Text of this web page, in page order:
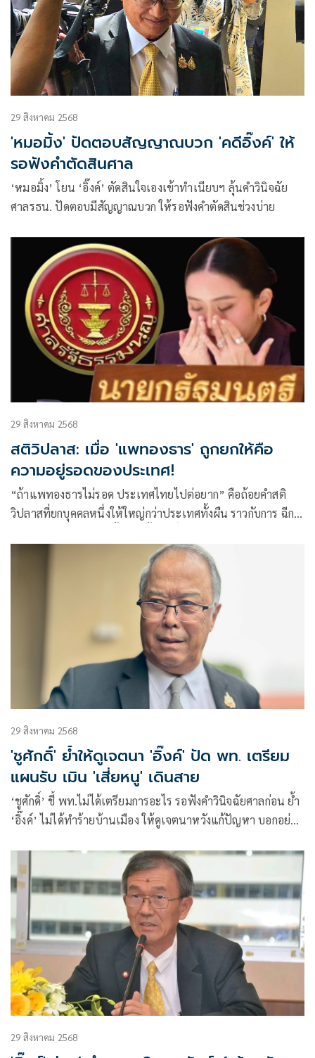
29 สิงหาคม 2568
'หมอมิ้ง' ปัดตอบสัญญาณบวก 'คดีอิ๊งค์' ให้
รอฟังคำตัดสินศาล
‘หมอมิ้ง’ โยน ‘อิ๊งค์’ ตัดสินใจเองเข้าทำเนียบฯ ลุ้นคำวินิจฉัย
ศาลรธน. ปัดตอบมีสัญญาณบวก ให้รอฟังคำตัดสินช่วงบ่าย
29 สิงหาคม 2568
สติวิปลาส: เมื่อ 'แพทองธาร' ถูกยกให้คือ
ความอยู่รอดของประเทศ!
“ถ้าแพทองธารไม่รอด ประเทศไทยไปต่อยาก” คือถ้อยคำสติ
วิปลาสที่ยกบุคคลหนึ่งให้ใหญ่กว่าประเทศทั้งผืน ราวกับการ ฉีก
ลดเหลือเพียงชะตาของแพทองธาร ทั้งที่
29 สิงหาคม 2568
'ชูศักดิ์' ย้ำให้ดูเจตนา 'อิ๊งค์' ปัด พท. เตรียม
แผนรับ เมิน 'เสี่ยหนู' เดินสาย
‘ชูศักดิ์’ ชี้ พท.ไม่ได้เตรียมการอะไร รอฟังคำวินิจฉัยศาลก่อน ย้ำ
‘อิ๊งค์’ ไม่ได้ทำร้ายบ้านเมือง ให้ดูเจตนาหวังแก้ปัญหา บอกอย่า
29 สิงหาคม 2568